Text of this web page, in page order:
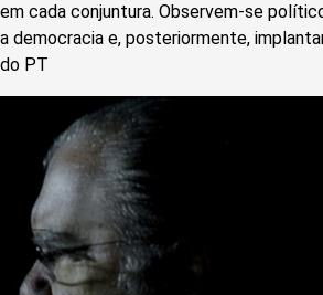
em cada conjuntura. Observem-se
a democracia e, posteriormente,
do PT